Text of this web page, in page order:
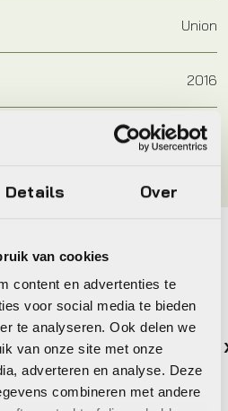
Details Over
van cookies
content en advertenties te
voor social media te bieden
te analyseren. Ook delen we
van onze site met onze
adverteren en analyse. Deze
combineren met andere
Union
2016
Zwart
compleet